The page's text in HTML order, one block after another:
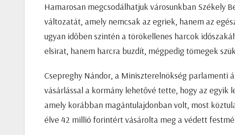
Hamarosan megcsodálhatjuk városunkban Székely
változatát, amely nemcsak az egriek, hanem az
ugyan időben szintén a törökellenes harcok
elsirat, hanem harcra buzdít, mégpedig tömegek
Csepreghy Nándor, a Miniszterelnökség
vásárlással a kormány lehetővé tette, hogy az
amely korábban magántulajdonban volt, most
élve 42 millió forintért vásárolta meg a védett